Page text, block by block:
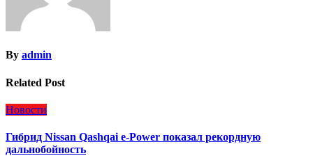
By admin
Related Post
Новости
Гибрид Nissan Qashqai e-Power показал рекордную
дальнобойность